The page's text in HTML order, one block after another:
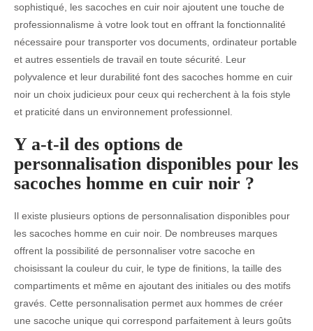
sophistiqué, les sacoches en cuir noir ajoutent une touche de
professionnalisme à votre look tout en offrant la fonctionnalité
nécessaire pour transporter vos documents, ordinateur portable
et autres essentiels de travail en toute sécurité. Leur
polyvalence et leur durabilité font des sacoches homme en cuir
noir un choix judicieux pour ceux qui recherchent à la fois style
et praticité dans un environnement professionnel.
Y a-t-il des options de
personnalisation disponibles pour les
sacoches homme en cuir noir ?
Il existe plusieurs options de personnalisation disponibles pour
les sacoches homme en cuir noir. De nombreuses marques
offrent la possibilité de personnaliser votre sacoche en
choisissant la couleur du cuir, le type de finitions, la taille des
compartiments et même en ajoutant des initiales ou des motifs
gravés. Cette personnalisation permet aux hommes de créer
une sacoche unique qui correspond parfaitement à leurs goûts